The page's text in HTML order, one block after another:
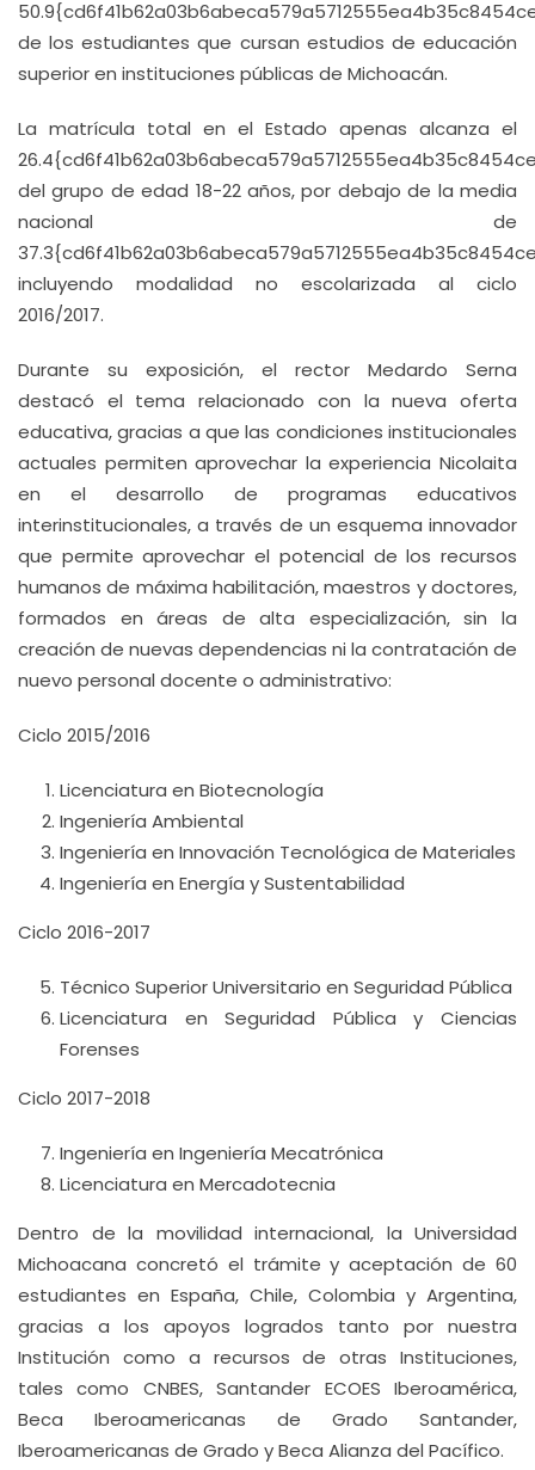
de los estudiantes que cursan estudios de educación
superior en instituciones públicas de Michoacán.
La matrícula total en el Estado apenas alcanza el
del grupo de edad 18-22 años, por debajo de la media
nacional de
incluyendo modalidad no escolarizada al ciclo
2016/2017.
Durante su exposición, el rector Medardo Serna
destacó el tema relacionado con la nueva oferta
educativa, gracias a que las condiciones institucionales
actuales permiten aprovechar la experiencia Nicolaita
en el desarrollo de programas educativos
interinstitucionales, a través de un esquema innovador
que permite aprovechar el potencial de los recursos
humanos de máxima habilitación, maestros y doctores,
formados en áreas de alta especialización, sin la
creación de nuevas dependencias ni la contratación de
nuevo personal docente o administrativo:
Ciclo 2015/2016
Licenciatura en Biotecnología
Ingeniería Ambiental
Ingeniería en Innovación Tecnológica de Materiales
Ingeniería en Energía y Sustentabilidad
Ciclo 2016-2017
Técnico Superior Universitario en Seguridad Pública
Licenciatura en Seguridad Pública y Ciencias
Forenses
Ciclo 2017-2018
Ingeniería en Ingeniería Mecatrónica
Licenciatura en Mercadotecnia
Dentro de la movilidad internacional, la Universidad
Michoacana concretó el trámite y aceptación de 60
estudiantes en España, Chile, Colombia y Argentina,
gracias a los apoyos logrados tanto por nuestra
Institución como a recursos de otras Instituciones,
tales como CNBES, Santander ECOES Iberoamérica,
Beca Iberoamericanas de Grado Santander,
Iberoamericanas de Grado y Beca Alianza del Pacífico.